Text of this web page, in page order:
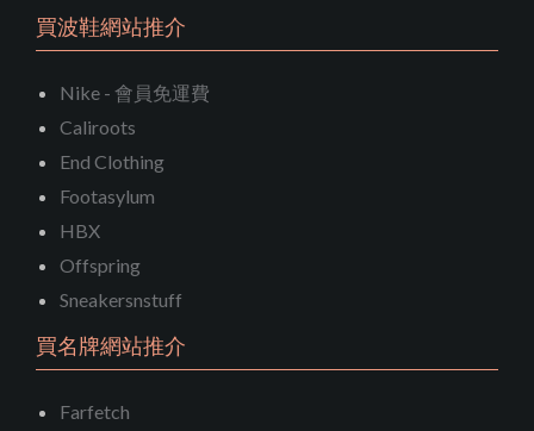
買波鞋網站推介
Nike - 會員免運費
Caliroots
End Clothing
Footasylum
HBX
Offspring
Sneakersnstuff
買名牌網站推介
Farfetch